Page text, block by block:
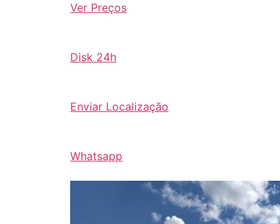
Ver Preços
Disk 24h
Enviar Localização
Whatsapp